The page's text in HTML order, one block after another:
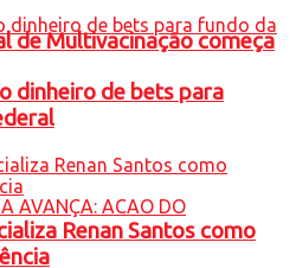
de Multivacinação começa
dinheiro de bets para
Renan Santos como